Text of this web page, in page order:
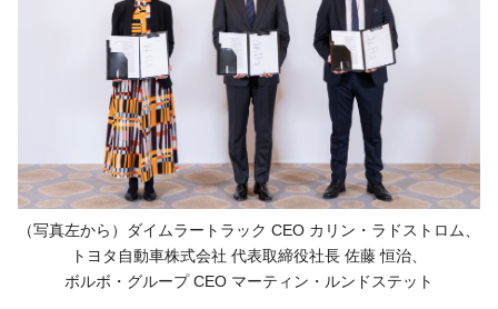
（写真左から） ダイムラートラック CEO カリン・ラドストロム、
トヨタ自動車株式会社 代表取締役社長 佐藤 恒治、
ボルボ・グループ CEO マーティン・ルンドステット